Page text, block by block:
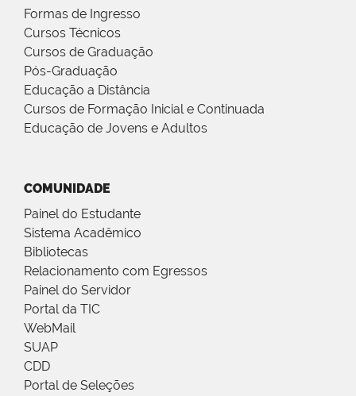
Formas de Ingresso
Cursos Técnicos
Cursos de Graduação
Pós-Graduação
Educação a Distância
Cursos de Formação Inicial e Continuada
Educação de Jovens e Adultos
COMUNIDADE
Painel do Estudante
Sistema Acadêmico
Bibliotecas
Relacionamento com Egressos
Painel do Servidor
Portal da TIC
WebMail
SUAP
CDD
Portal de Seleções